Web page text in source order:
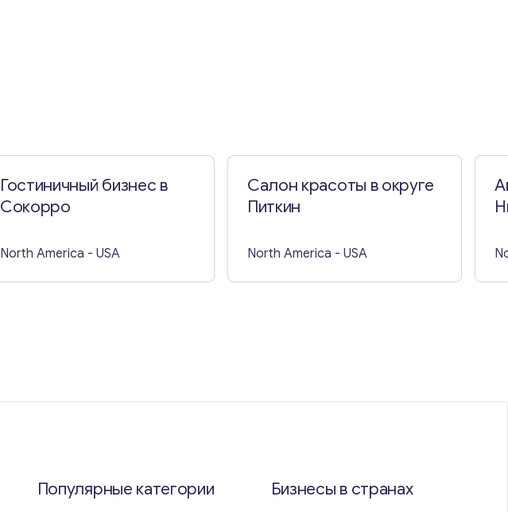
Гостиничный бизнес в
Сокорро
North America - USA
Салон красоты в округе
Питкин
North America - USA
Популярные категории Бизнесы в странах